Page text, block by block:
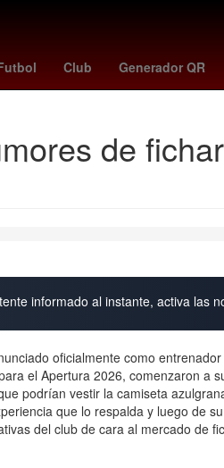
Club Generador QR
Juegos Olímpicos Grandes
de
informado al instante, activa las
oficialmente como
el Apertura 2026, comenzaron a
podrían vestir la camiseta
que lo respalda y luego de
del club de cara al mercado de